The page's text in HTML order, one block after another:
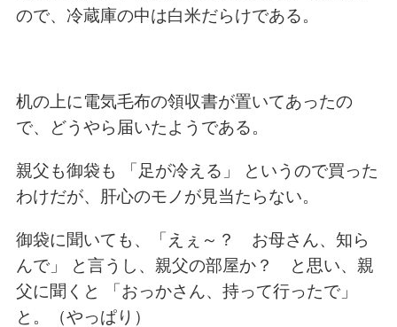
ので、冷蔵庫の中は白米だらけである。
机の上に電気毛布の領収書が置いてあったの
で、
どうやら届いたようである。
親父も御袋も 「足が冷える」 というので買った
わけだが、 肝心のモノが見当たらない。
御袋に聞いても、「えぇ～？ お母さん、知ら
んで」 と言うし、 親父の部屋か？ と思い、親
父に聞くと
「おっかさん、持って行ったで」
と。（やっぱり）